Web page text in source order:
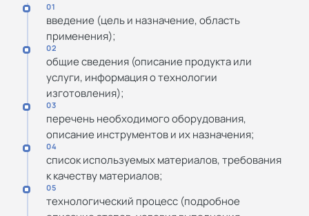
01
введение (цель и назначение, область
применения);
02
общие сведения (описание продукта или
услуги, информация о технологии
изготовления);
03
перечень необходимого оборудования,
описание инструментов и их назначения;
04
список используемых материалов, требования
к качеству материалов;
05
технологический процесс (подробное